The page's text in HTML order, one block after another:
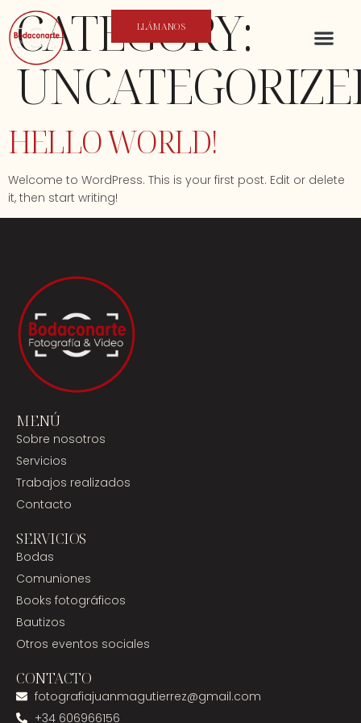
LLÁMANOS
CATEGORY:
HELLO WORLD!
Welcome to WordPress. This is your first post. Edit or delete
it, then start writing!
MENÚ
Sobre nosotros
Servicios
Trabajos realizados
Contacto
SERVICIOS
Bodas
Comuniones
Books fotográficos
Bautizos
Otros eventos sociales
CONTACTO
fotografiajuanmagutierrez@gmail.com
+34 606966156